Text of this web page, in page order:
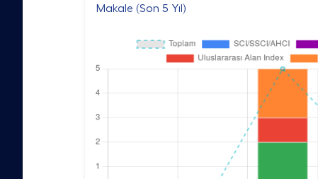
Makale (Son 5 Yıl)